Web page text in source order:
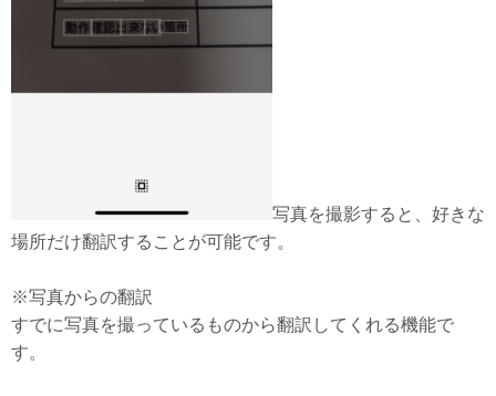
写真を撮影すると、好きな
場所だけ翻訳することが可能です。
※写真からの翻訳
すでに写真を撮っているものから翻訳してくれる機能で
す。